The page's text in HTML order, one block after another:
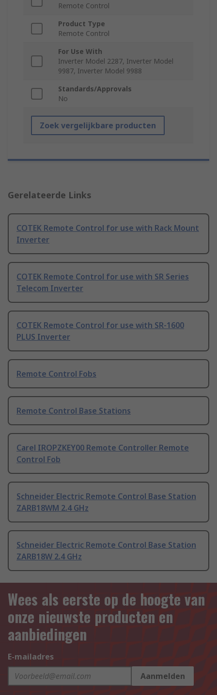
Remote Control
Product Type
Remote Control
For Use With
Inverter Model 2287, Inverter Model
9987, Inverter Model 9988
Standards/Approvals
No
Zoek vergelijkbare producten
Gerelateerde Links
COTEK Remote Control for use with Rack Mount
Inverter
COTEK Remote Control for use with SR Series
Telecom Inverter
COTEK Remote Control for use with SR-1600
PLUS Inverter
Remote Control Fobs
Remote Control Base Stations
Carel IROPZKEY00 Remote Controller Remote
Control Fob
Schneider Electric Remote Control Base Station
ZARB18WM 2.4 GHz
Schneider Electric Remote Control Base Station
ZARB18W 2.4 GHz
Wees als eerste op de hoogte van
onze nieuwste producten en
aanbiedingen
E-mailadres
Aanmelden